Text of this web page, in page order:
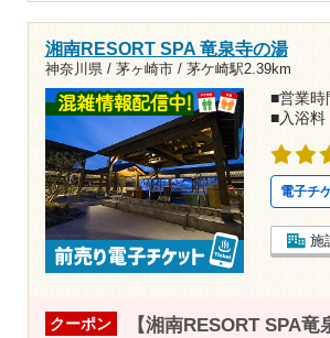
湘南RESORT SPA 竜泉寺の湯
神奈川県 / 茅ヶ崎市 / 茅ケ崎駅2.39km
■営業時
■入浴料
電子チ
施
クーポン
【湘南RESORT SPA